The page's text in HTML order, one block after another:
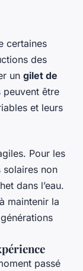
certaines
des
un gilet de
peuvent être
et leurs
Pour les
solaires non
dans l’eau.
maintenir la
passé